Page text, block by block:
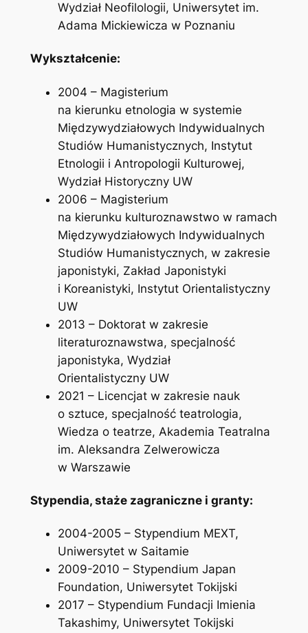
Wydział Neofilologii, Uniwersytet im.
Adama Mickiewicza w Poznaniu
Wykształcenie:
2004 – Magisterium
na kierunku etnologia w systemie
Międzywydziałowych Indywidualnych
Studiów Humanistycznych, Instytut
Etnologii i Antropologii Kulturowej,
Wydział Historyczny UW
2006 – Magisterium
na kierunku kulturoznawstwo w ramach
Międzywydziałowych Indywidualnych
Studiów Humanistycznych, w zakresie
japonistyki, Zakład Japonistyki
i Koreanistyki, Instytut Orientalistyczny
UW
2013 – Doktorat w zakresie
literaturoznawstwa, specjalność
japonistyka, Wydział
Orientalistyczny UW
2021 – Licencjat w zakresie nauk
o sztuce, specjalność teatrologia,
Wiedza o teatrze, Akademia Teatralna
im. Aleksandra Zelwerowicza
w Warszawie
Stypendia, staże zagraniczne i granty:
2004-2005 – Stypendium MEXT,
Uniwersytet w Saitamie
2009-2010 – Stypendium Japan
Foundation, Uniwersytet Tokijski
2017 – Stypendium Fundacji Imienia
Takashimy, Uniwersytet Tokijski